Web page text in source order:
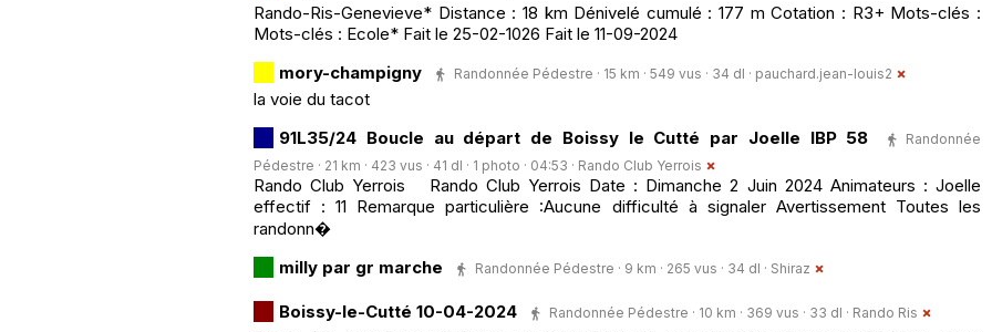
Rando-Ris-Genevieve* Distance : 18 km Dénivelé cumulé : 177 m Cotation : R3+ Mots-clés :
Mots-clés : Ecole* Fait le 25-02-1026 Fait le 11-09-2024
mory-champigny
Randonnée Pédestre · 15 km · 549 vus · 34 dl · pauchard.jean-louis2
la voie du tacot
91L35/24 Boucle au départ de Boissy le Cutté par Joelle IBP 58
Randonnée
Pédestre · 21 km · 423 vus · 41 dl · 1 photo · 04:53 · Rando Club Yerrois
Rando Club Yerrois Rando Club Yerrois Date : Dimanche 2 Juin 2024 Animateurs : Joelle
effectif : 11 Remarque particulière :Aucune difficulté à signaler Avertissement Toutes les
randonn�
milly par gr marche
Randonnée Pédestre · 9 km · 265 vus · 34 dl · Shiraz
Boissy-le-Cutté 10-04-2024 Randonnée Pédestre · 10 km · 369 vus · 33 dl · Rando Ris